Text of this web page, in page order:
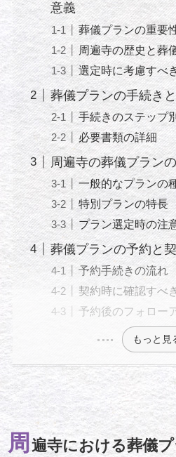
意義
葬儀プランの重要
周遍寺の歴史と葬
選定時に考慮すべ
葬儀プランの手続き
手続きのステップ
必要書類の詳細
周遍寺の葬儀プラン
一般的なプランの
特別プランの特長
プラン選定時の注
葬儀プランの予約と
予約手続きの流れ
契約時に確認すべ
予約後のフォロー
もっと見
周 遍寺における葬儀